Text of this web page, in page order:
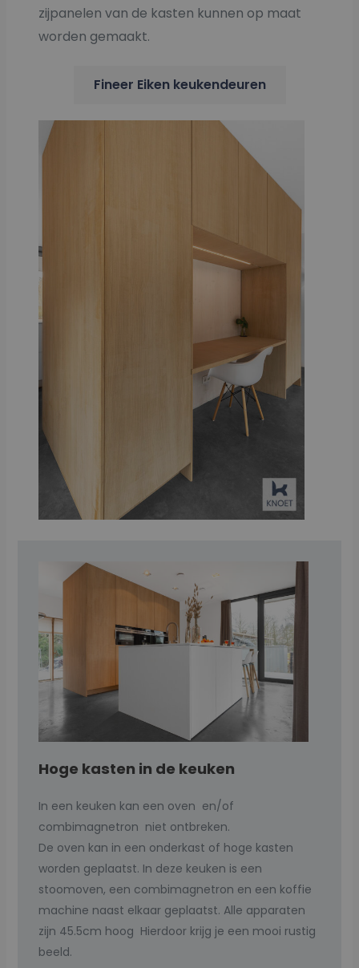
zijpanelen van de kasten kunnen op maat
worden gemaakt.
Fineer Eiken keukendeuren
Hoge kasten in de keuken
In een keuken kan een oven en/of
combimagnetron niet ontbreken.
De oven kan in een onderkast of hoge kasten
worden geplaatst. In deze keuken is een
stoomoven, een combimagnetron en een koffie
machine naast elkaar geplaatst. Alle apparaten
zijn 45.5cm hoog Hierdoor krijg je een mooi rustig
beeld.